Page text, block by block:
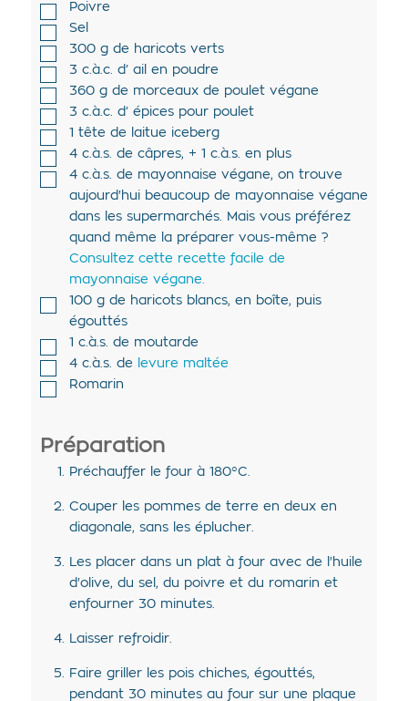
Poivre
Sel
300 g de haricots verts
3 c.à.c. d’ ail en poudre
360 g de morceaux de poulet végane
3 c.à.c. d’ épices pour poulet
1 tête de
laitue iceberg
4 c.à.s. de câpres, + 1 c.à.s. en plus
4 c.à.s. de mayonnaise végane, on trouve
aujourd'hui beaucoup de mayonnaise végane
dans les supermarchés. Mais vous préférez
quand même la préparer vous-même ?
Consultez cette recette facile de
mayonnaise végane.
100 g de haricots blancs, en boîte, puis
égouttés
1 c.à.s. de moutarde
4 c.à.s. de
levure maltée
Romarin
Préparation
Préchauffer le four à 180°C.
Couper les pommes de terre en deux en
diagonale, sans les éplucher.
Les placer dans un plat à four avec de l'huile
d'olive, du sel, du poivre et du romarin et
enfourner 30 minutes.
Laisser refroidir.
Faire griller les pois chiches, égouttés,
pendant 30 minutes au four sur une plaque